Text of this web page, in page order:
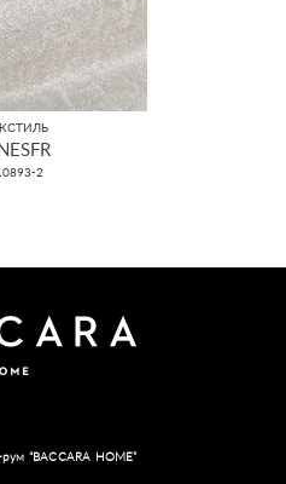
2
“BACCARA HOME”